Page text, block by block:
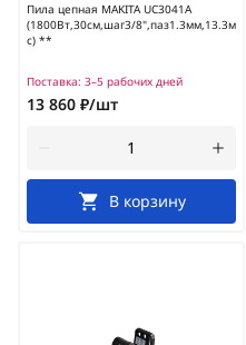
Пила цепная MAKITA UC3041A
(1800Вт,30см,шаг3/8",паз1.3мм,13.3м/
с) **
Поставка: 3–5 рабочих дней
13 860 ₽/шт
В корзину